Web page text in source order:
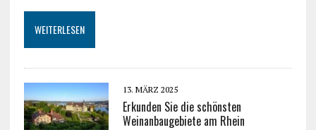
WEITERLESEN
13. MÄRZ 2025
Erkunden Sie die schönsten
Weinanbaugebiete am Rhein